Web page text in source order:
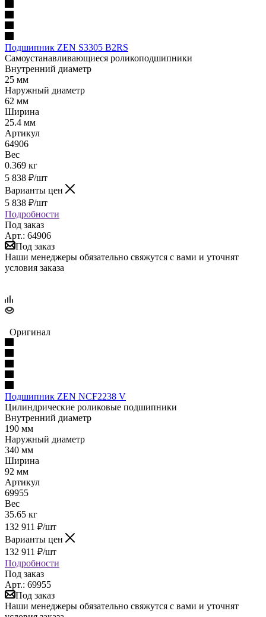
Подшипник ZEN S3305 B2RS
Самоустанавливающиеся роликоподшипники
Внутренний диаметр
25 мм
Наружный диаметр
62 мм
Ширина
25.4 мм
Артикул
64906
Вес
0.369 кг
5 838 ₽/шт
Варианты цен
5 838 ₽/шт
Подробности
Под заказ
Арт.: 64906
Под заказ
Наши менеджеры обязательно свяжутся с вами и уточнят
условия заказа
Оригинал
Подшипник ZEN NCF2238 V
Цилиндрические роликовые подшипники
Внутренний диаметр
190 мм
Наружный диаметр
340 мм
Ширина
92 мм
Артикул
69955
Вес
35.65 кг
132 911 ₽/шт
Варианты цен
132 911 ₽/шт
Подробности
Под заказ
Арт.: 69955
Под заказ
Наши менеджеры обязательно свяжутся с вами и уточнят